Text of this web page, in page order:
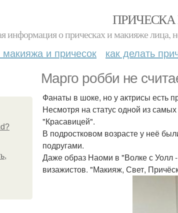
информация о прическах и макияже лица,
и причесок как делать
Марго робби не
Фанаты в шоке, но у актрисы есть
Несмотря на статус одной из
"Красавицей".
В подростковом возрасте у неё
подругами.
Даже образ Наоми в "Волке с Уолл -
визажистов. "Макияж, Свет,